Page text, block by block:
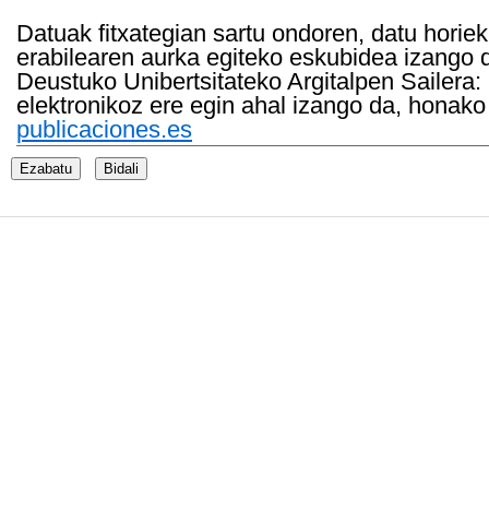
Datuak fitxategian sartu ondoren, datu
erabilearen aurka egiteko eskubidea
Deustuko Unibertsitateko Argitalpen
elektronikoz ere egin ahal izango da,
publicaciones.es
Ezabatu Bidali